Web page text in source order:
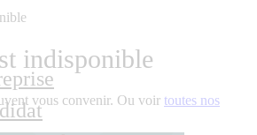
indisponible
vous convenir. Ou voir toutes nos